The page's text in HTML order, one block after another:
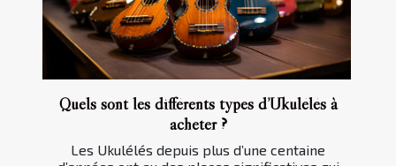
Quels sont les différents types d’Ukulélés à
acheter ?
Les Ukulélés depuis plus d’une centaine